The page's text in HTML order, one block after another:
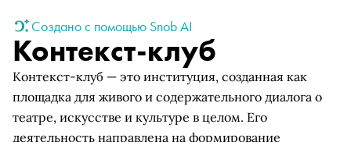
Создано с помощью Snob AI
Контекст-клуб
Контекст-клуб — это институция, созданная как
площадка для живого и содержательного диалога о
театре, искусстве и культуре в целом. Его
деятельность направлена на формирование